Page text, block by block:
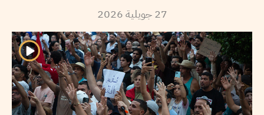
27 جويلية2026